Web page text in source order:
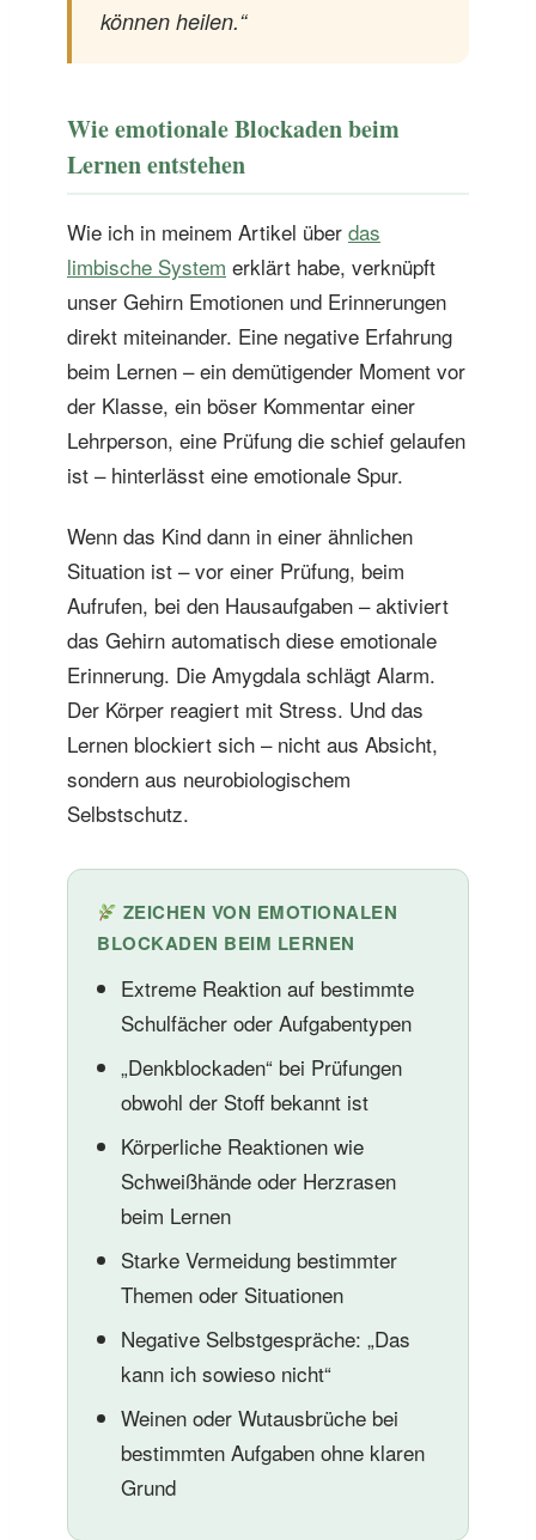
können heilen.“
Wie emotionale Blockaden beim
Lernen entstehen
Wie ich in meinem Artikel über das
limbische System erklärt habe, verknüpft
unser Gehirn Emotionen und Erinnerungen
direkt miteinander. Eine negative Erfahrung
beim Lernen – ein demütigender Moment vor
der Klasse, ein böser Kommentar einer
Lehrperson, eine Prüfung die schief gelaufen
ist – hinterlässt eine emotionale Spur.
Wenn das Kind dann in einer ähnlichen
Situation ist – vor einer Prüfung, beim
Aufrufen, bei den Hausaufgaben – aktiviert
das Gehirn automatisch diese emotionale
Erinnerung. Die Amygdala schlägt Alarm.
Der Körper reagiert mit Stress. Und das
Lernen blockiert sich – nicht aus Absicht,
sondern aus neurobiologischem
Selbstschutz.
ZEICHEN VON EMOTIONALEN
BLOCKADEN BEIM LERNEN
Extreme Reaktion auf bestimmte
Schulfächer oder Aufgabentypen
„Denkblockaden“ bei Prüfungen
obwohl der Stoff bekannt ist
Körperliche Reaktionen wie
Schweißhände oder Herzrasen
beim Lernen
Starke Vermeidung bestimmter
Themen oder Situationen
Negative Selbstgespräche: „Das
kann ich sowieso nicht“
Weinen oder Wutausbrüche bei
bestimmten Aufgaben ohne klaren
Grund